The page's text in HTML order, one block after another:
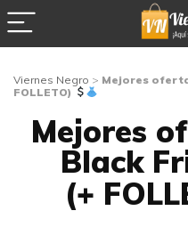
Viernes Negro > Mejores
FOLLETO)
Mejores
Black
(+